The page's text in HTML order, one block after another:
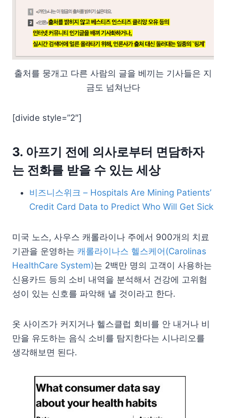
출처를 뭉개고 다른 사람의 글을 베끼는 기사들은 지
금도 넘쳐난다
[divide style=”2″]
3. 아프기 전에 의사로부터 면담하자
는 전화를 받을 수 있는 세상
비즈니스위크 – Hospitals Are Mining Patients’
Credit Card Data to Predict Who Will Get Sick
미국 노스, 사우스 캐롤라이나 주에서 900개의 치료
기관을 운영하는 캐롤라이나스 헬스케어(Carolinas
HealthCare System)는 2백만 명의 고객이 사용하는
신용카드 등의 소비 내역을 분석해서 건강에 고위험
성이 있는 신호를 파악해 낼 것이라고 한다.
옷 사이즈가 커지거나 헬스클럽 회비를 안 내거나 비
만을 유도하는 음식 소비를 탐지한다는 시나리오를
생각해보면 된다.